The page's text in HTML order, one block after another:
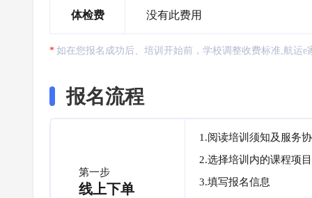
体检费 没有此费用
如在您报名成功后、培训开始前，学校调整收费标准,航运
报名流程
第一步
线上下单
1.阅读培训须知及服务
2.选择培训内的课程项目
3.填写报名信息